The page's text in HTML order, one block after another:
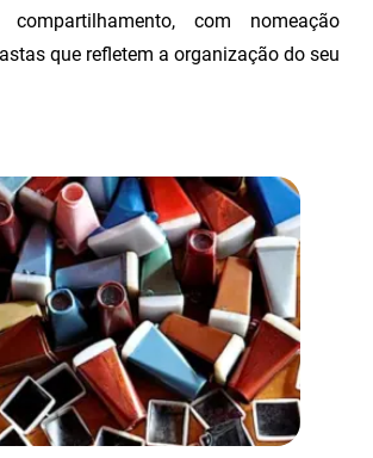
compartilhamento, com nomeação
que refletem a organização do seu